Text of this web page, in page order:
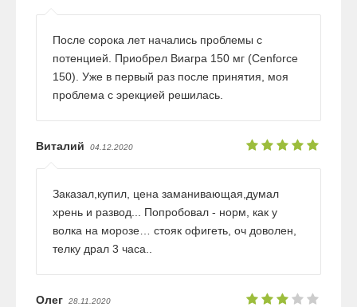
После сорока лет начались проблемы с
потенцией. Приобрел Виагра 150 мг (Cenforce
150). Уже в первый раз после принятия, моя
проблема с эрекцией решилась.
Виталий 04.12.2020
Заказал,купил, цена заманивающая,думал
хрень и развод... Попробовал - норм, как у
волка на морозе… стояк офигеть, оч доволен,
телку драл 3 часа..
Олег 28.11.2020